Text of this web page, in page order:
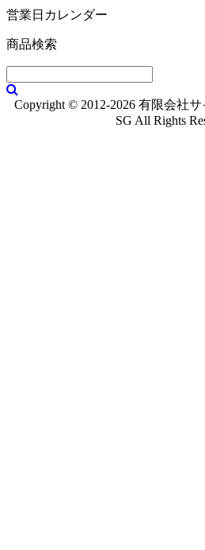
営業日カレンダー
商品検索
Copyright © 2012-2026 有限会社
SG All Rights